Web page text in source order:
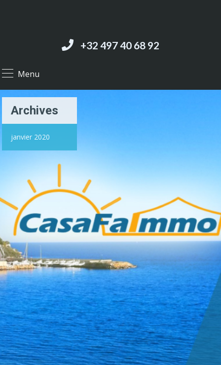
+32 497 40 68 92‬
Menu
Archives
janvier 2020